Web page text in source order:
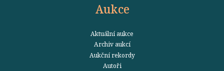
Aukce
Aktuální aukce
Archiv aukcí
Aukční rekordy
Autoři